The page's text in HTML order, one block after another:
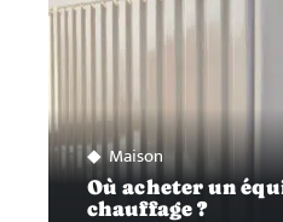
Maison
Où acheter un
chauffage ?